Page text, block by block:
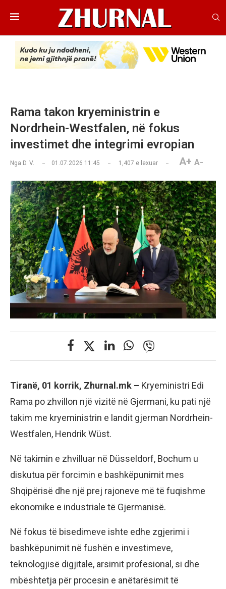
Rama takon kryeministrin e
Nordrhein-Westfalen, në fokus
investimet dhe integrimi evropian
Nga D. V. 01.07.2026 11:45 1,407 e lexuar A+ A-
Tiranë, 01 korrik, Zhurnal.mk – Kryeministri Edi
Rama po zhvillon një vizitë në Gjermani, ku pati një
takim me kryeministrin e landit gjerman Nordrhein-
Westfalen, Hendrik Wüst.
Në takimin e zhvilluar në Düsseldorf, Bochum u
diskutua për forcimin e bashkëpunimit mes
Shqipërisë dhe një prej rajoneve më të fuqishme
ekonomike e industriale të Gjermanisë.
Në fokus të bisedimeve ishte edhe zgjerimi i
bashkëpunimit në fushën e investimeve,
teknologjisë digjitale, arsimit profesional, si dhe
mbështetja për procesin e anëtarësimit të